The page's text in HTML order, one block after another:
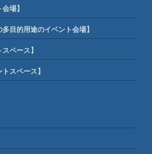
場】
目的用途のイベント会場】
ペース】
スペース】